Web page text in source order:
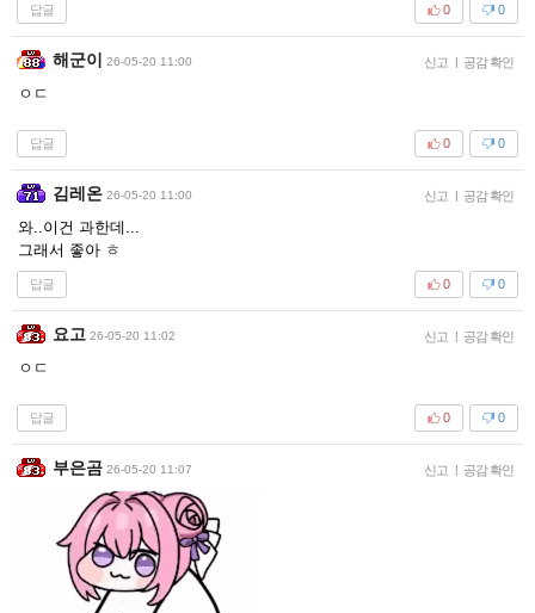
답글 0
0
해군이 26-05-20 11:00 신고 | 공감 확인
ㅇㄷ
답글 0
0
김레온 26-05-20 11:00 신고 | 공감 확인
와..이건 과한데...
그래서 좋아 ㅎ
답글 0
0
요고 26-05-20 11:02 신고 | 공감 확인
ㅇㄷ
답글 0
0
부은곰 26-05-20 11:07 신고 | 공감 확인